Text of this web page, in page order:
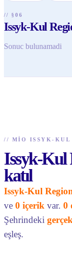
// §06
Issyk-Kul
Sonuc bulunamadi
// MIO ISSYK-KUL
Issyk-Kul
katıl
Issyk-Kul
ve 0 içerik var. 0
Şehrindeki
eşleş.